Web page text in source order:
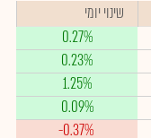
שינוי יומי
0.27%
0.23%
1.25%
0.09%
-0.37%